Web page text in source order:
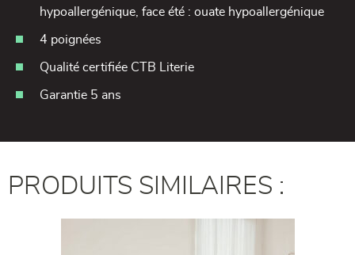
hypoallergénique, face été : ouate hypoallergénique
4 poignées
Qualité certifiée CTB Literie
Garantie 5 ans
PRODUITS SIMILAIRES :